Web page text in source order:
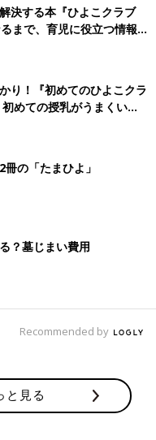
決する本『ひよこクラブ
まで、育児に役立つ情報が
り！『初めてのひよこクラ
めての授乳がうまくい
本と夏のトラブル 解決テ
の「たまひよ」
？墓じまい費用
Recommended by
と見る